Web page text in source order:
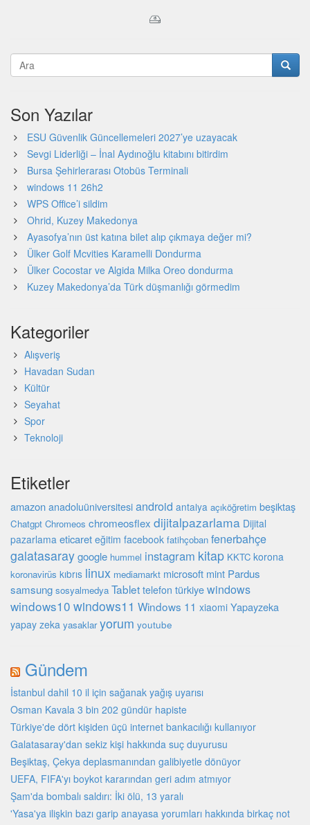
Son Yazılar
ESU Güvenlik Güncellemeleri 2027’ye uzayacak
Sevgi Liderliği – İnal Aydınoğlu kitabını bitirdim
Bursa Şehirlerarası Otobüs Terminali
windows 11 26h2
WPS Office’i sildim
Ohrid, Kuzey Makedonya
Ayasofya’nın üst katına bilet alıp çıkmaya değer mi?
Ülker Golf Mcvities Karamelli Dondurma
Ülker Cocostar ve Algida Milka Oreo dondurma
Kuzey Makedonya’da Türk düşmanlığı görmedim
Kategoriler
Alışveriş
Havadan Sudan
Kültür
Seyahat
Spor
Teknoloji
Etiketler
amazon anadoluüniversitesi android antalya açıköğretim beşiktaş
Chatgpt Chromeos chromeosflex dijitalpazarlama Dijital
pazarlama eticaret eğitim facebook fatihçoban fenerbahçe
galatasaraygoogle hummel instagram kitap KKTC korona
koronavirüs kıbrıs linux mediamarkt microsoft mint Pardus
samsung sosyalmedya Tablet telefon türkiyewindows
windows10 windows11 Windows 11 xiaomi Yapayzeka
yapay zeka yasaklar yorum youtube
Gündem
İstanbul dahil 10 il için sağanak yağış uyarısı
Osman Kavala 3 bin 202 gündür hapiste
Türkiye'de dört kişiden üçü internet bankacılığı kullanıyor
Galatasaray'dan sekiz kişi hakkında suç duyurusu
Beşiktaş, Çekya deplasmanından galibiyetle dönüyor
UEFA, FIFA'yı boykot kararından geri adım atmıyor
Şam'da bombalı saldırı: İki ölü, 13 yaralı
'Yasa'ya ilişkin bazı garip anayasa yorumları hakkında birkaç not